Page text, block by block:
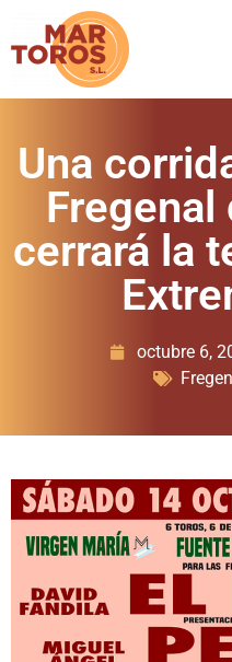
Una
Fregenal
cerrará la
octubre 6,